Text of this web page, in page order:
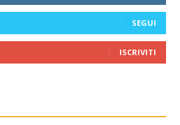
SEGUI
ISCRIVITI